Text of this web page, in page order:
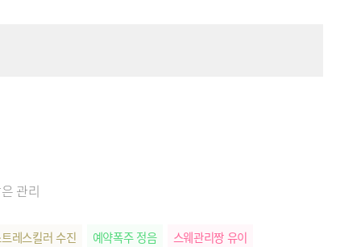
관리
레스킬러 수진 예약폭주 정음 스웨관리짱 유이